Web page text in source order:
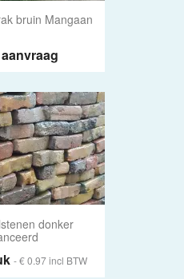
bruin Mangaan
donker
- € 0.97 incl BTW